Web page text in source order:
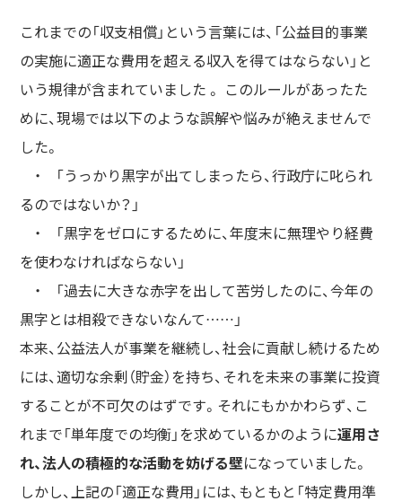
これまでの「収支相償」という言葉には、「公益目的事業
の実施に適正な費用を超える収入を得てはならない」と
いう規律が含まれていました 。 このルールがあったた
めに、現場では以下のような誤解や悩みが絶えませんで
した。
・ 「うっかり黒字が出てしまったら、行政庁に叱られ
るのではないか？」
・ 「黒字をゼロにするために、年度末に無理やり経費
を使わなければならない」
・ 「過去に大きな赤字を出して苦労したのに、今年の
黒字とは相殺できないなんて……」
本来、公益法人が事業を継続し、社会に貢献し続けるため
には、適切な余剰（貯金）を持ち、それを未来の事業に投資
することが不可欠のはずです。それにもかかわらず、こ
れまで「単年度での均衡」を求めているかのように運用さ
れ、法人の積極的な活動を妨げる壁になっていました。
しかし、上記の「適正な費用」には、もともと「特定費用準